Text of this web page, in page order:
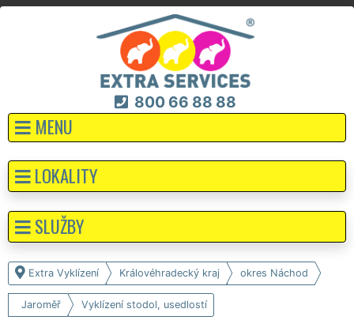
800 66 88 88
MENU
Extra Vyklízení Královéhradecký kraj okres Náchod
Jaroměř Vyklízení stodol, usedlostí
LOKALITY
SLUŽBY